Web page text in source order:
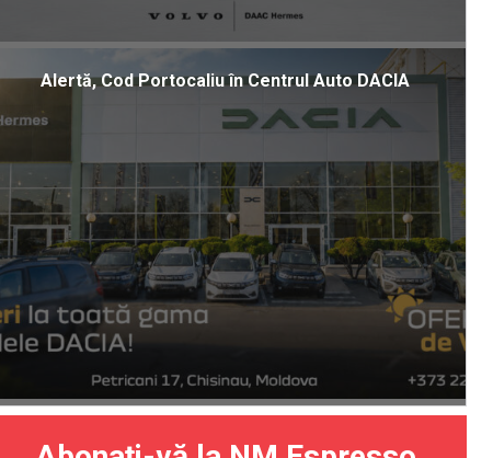
Alertă, Cod Portocaliu în Centrul Auto DACIA